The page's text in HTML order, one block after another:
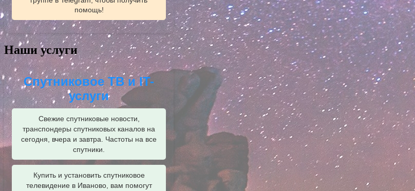
помощь!
Наши услуги
Спутниковое ТВ и IT-
услуги
Свежие спутниковые новости,
транспондеры спутниковых каналов на
сегодня, вчера и завтра. Частоты на все
спутники.
Купить и установить спутниковое
телевидение в Иваново, вам помогут